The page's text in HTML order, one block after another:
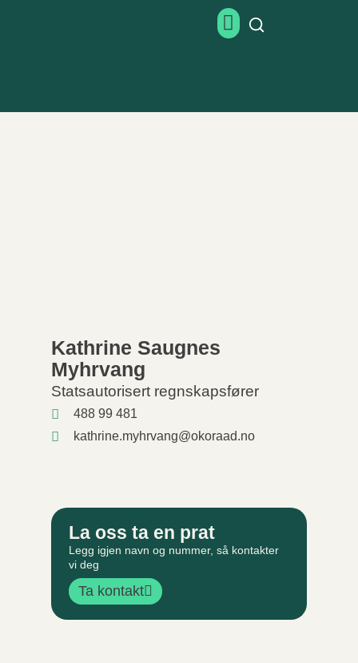
Kathrine Saugnes
Myhrvang
Statsautorisert regnskapsfører
488 99 481
kathrine.myhrvang@okoraad.no
La oss ta en prat
Legg igjen navn og nummer, så kontakter
vi deg
Ta kontakt